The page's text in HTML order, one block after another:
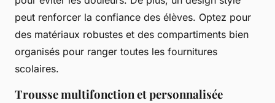
peut renforcer la confiance des élèves. Optez pour
des matériaux robustes et des compartiments bien
organisés pour ranger toutes les fournitures
scolaires.
Trousse multifonction et personnalisée